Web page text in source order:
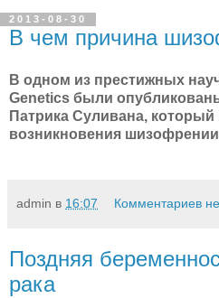
2013-08-30
В чем причина
В одном из престижных
Genetics были
Патрика Суливана,
возникновения
admin в 16:07 Комментариев
Поздняя
рака